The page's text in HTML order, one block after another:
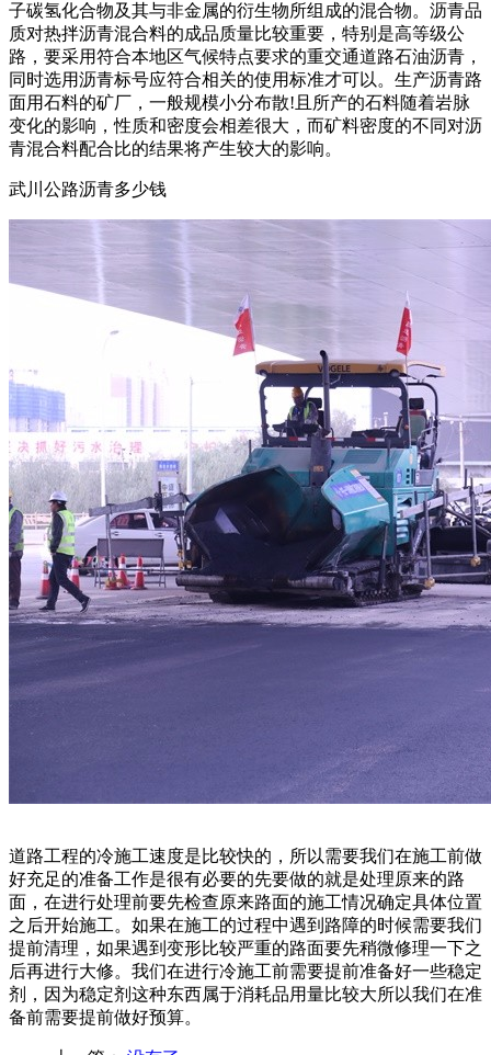
子碳氢化合物及其与非金属的衍生物所组成的混合物。沥青品
质对热拌沥青混合料的成品质量比较重要，特别是高等级公
路，要采用符合本地区气候特点要求的重交通道路石油沥青，
同时选用沥青标号应符合相关的使用标准才可以。生产沥青路
面用石料的矿厂，一般规模小分布散!且所产的石料随着岩脉
变化的影响，性质和密度会相差很大，而矿料密度的不同对沥
青混合料配合比的结果将产生较大的影响。
武川公路沥青多少钱
道路工程的冷施工速度是比较快的，所以需要我们在施工前做
好充足的准备工作是很有必要的先要做的就是处理原来的路
面，在进行处理前要先检查原来路面的施工情况确定具体位置
之后开始施工。如果在施工的过程中遇到路障的时候需要我们
提前清理，如果遇到变形比较严重的路面要先稍微修理一下之
后再进行大修。我们在进行冷施工前需要提前准备好一些稳定
剂，因为稳定剂这种东西属于消耗品用量比较大所以我们在准
备前需要提前做好预算。